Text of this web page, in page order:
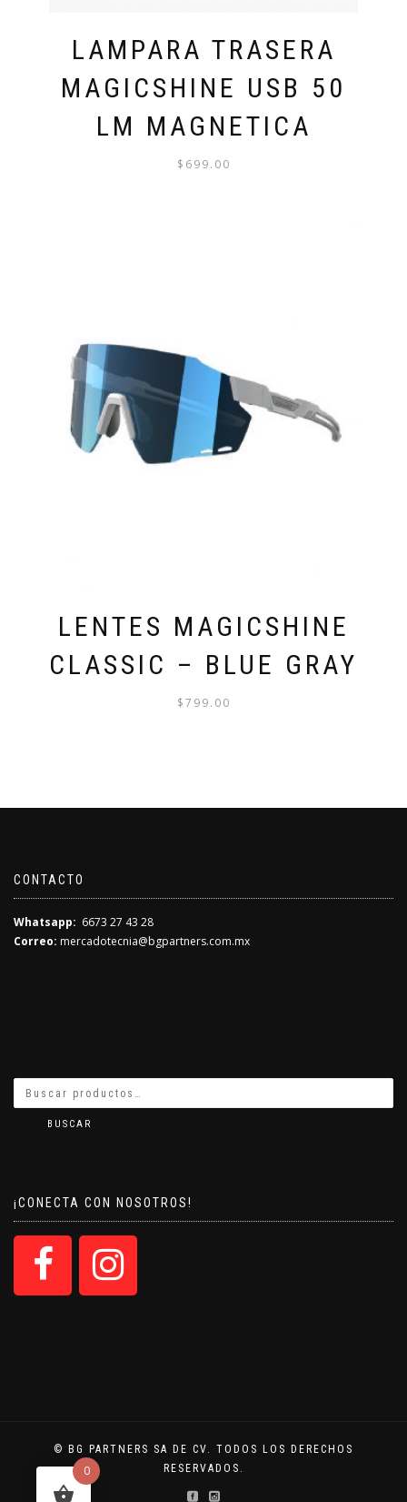
LAMPARA TRASERA
MAGICSHINE USB 50
LM MAGNETICA
$ 699.00
LENTES MAGICSHINE
CLASSIC – BLUE GRAY
$799.00
CONTACTO
Whatsapp: 6673 27 43 28
Correo: mercadotecnia@bgpartners.com.mx
BUSCAR
¡CONECTA CON NOSOTROS!
© BG PARTNERS SA DE CV. TODOS LOS DERECHOS
RESERVADOS.
0